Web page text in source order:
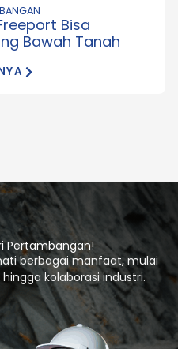
Bisa
Bawah Tanah
Pertambangan!
berbagai manfaat, mulai
kolaborasi industri.